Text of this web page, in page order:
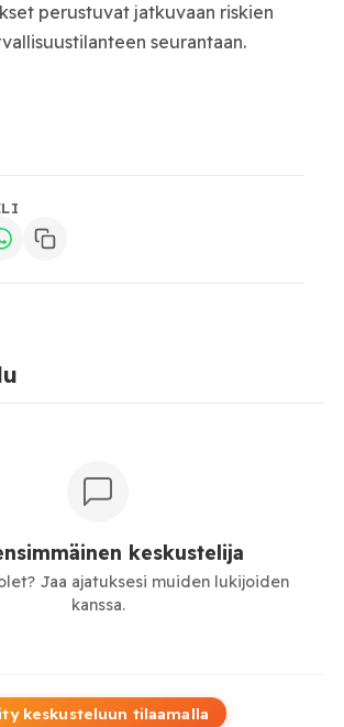
perustuvat jatkuvaan riskien
seurantaan.
keskustelija
Jaa ajatuksesi muiden lukijoiden
kanssa.
keskusteluun tilaamalla